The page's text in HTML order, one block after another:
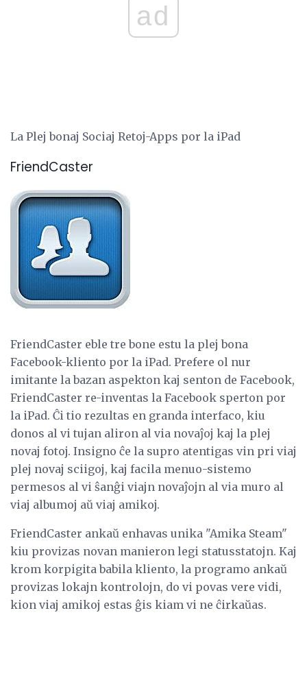
ad
La Plej bonaj Sociaj Retoj-Apps por la iPad
FriendCaster
FriendCaster eble tre bone estu la plej bona
Facebook-kliento por la iPad. Prefere ol nur
imitante la bazan aspekton kaj senton de Facebook,
FriendCaster re-inventas la Facebook sperton por
la iPad. Ĉi tio rezultas en granda interfaco, kiu
donos al vi tujan aliron al via novaĵoj kaj la plej
novaj fotoj. Insigno ĉe la supro atentigas vin pri viaj
plej novaj sciigoj, kaj facila menuo-sistemo
permesos al vi ŝanĝi viajn novaĵojn al via muro al
viaj albumoj aŭ viaj amikoj.
FriendCaster ankaŭ enhavas unika "Amika Steam"
kiu provizas novan manieron legi statusstatojn. Kaj
krom korpigita babila kliento, la programo ankaŭ
provizas lokajn kontrolojn, do vi povas vere vidi,
kion viaj amikoj estas ĝis kiam vi ne ĉirkaŭas.